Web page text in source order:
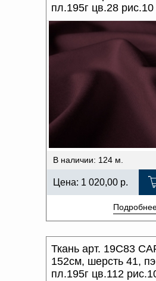
пл.195г цв.28
В наличии: 124 м.
Цена: 1 020,00 р.
Ткань арт. 19С83
152см, шерсть 41,
пл.195г цв.112